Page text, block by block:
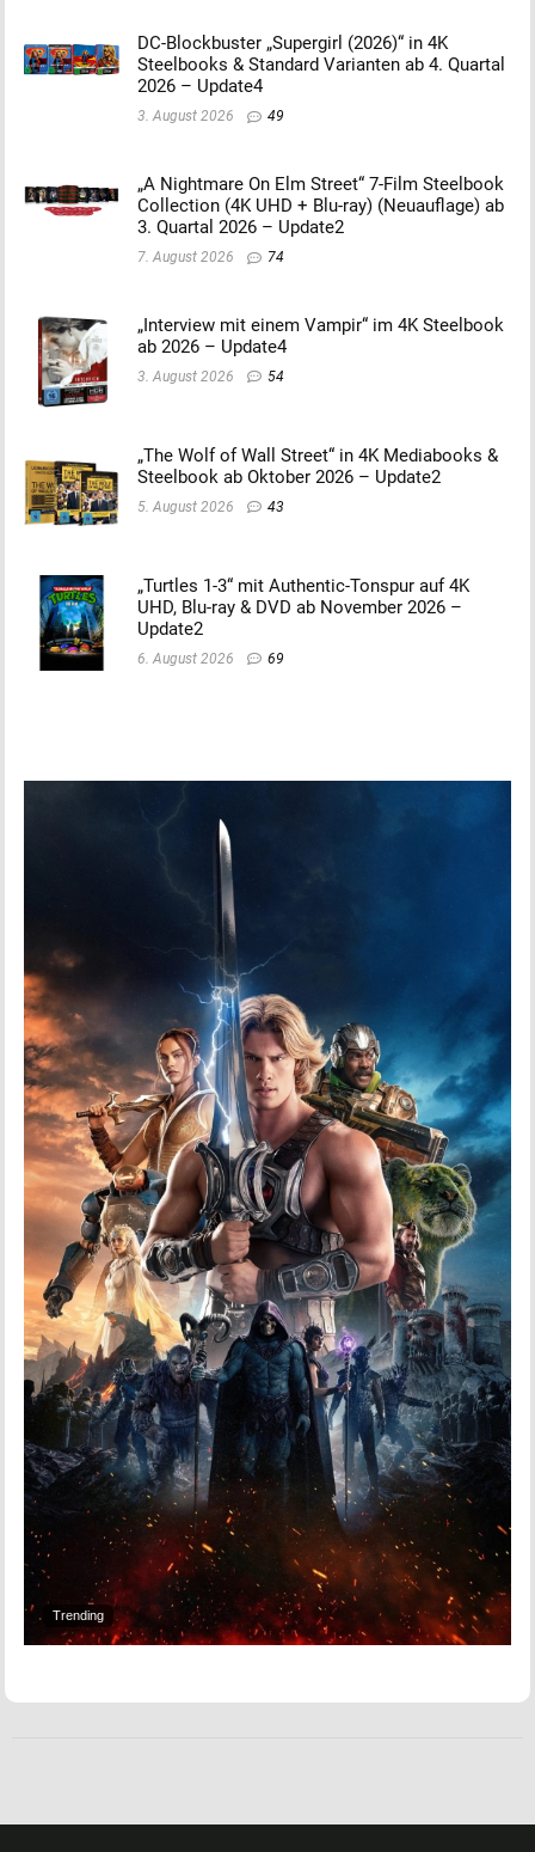
DC-Blockbuster „Supergirl (2026)“ in 4K
Steelbooks & Standard Varianten ab 4. Quartal
2026 – Update4
3. August 2026 49
„A Nightmare On Elm Street“ 7-Film Steelbook
Collection (4K UHD + Blu-ray) (Neuauflage) ab
3. Quartal 2026 – Update2
7. August 2026 74
„Interview mit einem Vampir“ im 4K Steelbook
ab 2026 – Update4
3. August 2026 54
„The Wolf of Wall Street“ in 4K Mediabooks &
Steelbook ab Oktober 2026 – Update2
5. August 2026 43
„Turtles 1-3“ mit Authentic-Tonspur auf 4K
UHD, Blu-ray & DVD ab November 2026 –
Update2
6. August 2026 69
Trending